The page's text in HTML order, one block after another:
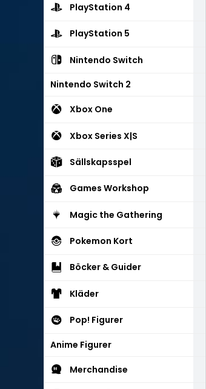
PlayStation 4
PlayStation 5
Nintendo Switch
Nintendo Switch 2
Xbox One
Xbox Series X|S
Sällskapsspel
Games Workshop
Magic the Gathering
Pokemon Kort
Böcker & Guider
Kläder
Pop! Figurer
Anime Figurer
Merchandise